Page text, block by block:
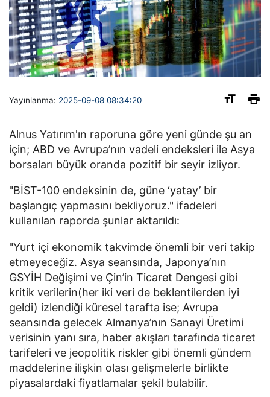
Yayınlanma: 2025-09-08 08:34:20
Alnus Yatırım'ın raporuna göre yeni günde şu an
için; ABD ve Avrupa’nın vadeli endeksleri ile Asya
borsaları büyük oranda pozitif bir seyir izliyor.
"BİST-100 endeksinin de, güne ‘yatay’ bir
başlangıç yapmasını bekliyoruz." ifadeleri
kullanılan raporda şunlar aktarıldı:
"Yurt içi ekonomik takvimde önemli bir veri takip
etmeyeceğiz. Asya seansında, Japonya’nın
GSYİH Değişimi ve Çin’in Ticaret Dengesi gibi
kritik verilerin(her iki veri de beklentilerden iyi
geldi) izlendiği küresel tarafta ise; Avrupa
seansında gelecek Almanya’nın Sanayi Üretimi
verisinin yanı sıra, haber akışları tarafında ticaret
tarifeleri ve jeopolitik riskler gibi önemli gündem
maddelerine ilişkin olası gelişmelerle birlikte
piyasalardaki fiyatlamalar şekil bulabilir.